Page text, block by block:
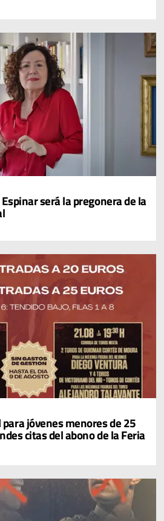
será la pregonera de la
jóvenes menores de 25
citas del abono de la Feria